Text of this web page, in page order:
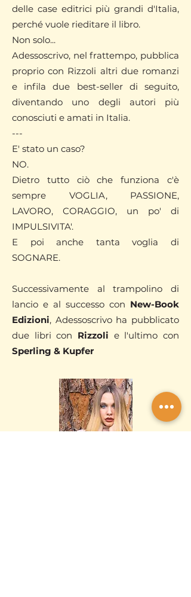
delle case editrici più grandi d'Italia,
perché vuole rieditare il libro.
Non solo...
Adessoscrivo, nel frattempo, pubblica
proprio con Rizzoli altri due romanzi
e infila due best-seller di seguito,
diventando uno degli autori più
conosciuti e amati in Italia.
---
E' stato un caso?
NO.
Dietro tutto ciò che funziona c'è
sempre VOGLIA, PASSIONE,
LAVORO, CORAGGIO, un po' di
IMPULSIVITA'.
E poi anche tanta voglia di
SOGNARE.
Successivamente al trampolino di
lancio e al successo con New-Book
Edizioni, Adessoscrivo ha pubblicato
due libri con Rizzoli e l'ultimo con
Sperling & Kupfer